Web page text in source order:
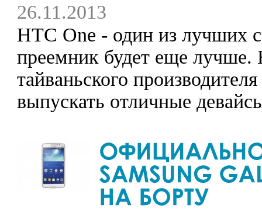
26.11.2013
HTC One - один из лучших
преемник будет еще лучше.
тайваньского
выпускать отличные